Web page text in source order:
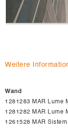
Weitere
Wand
1281283 MAR Lume
1281282 MAR Lume
1261528 MAR